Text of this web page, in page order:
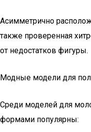
Асимметрично
также проверенная
от недостатков фигуры.
Модные модели для
Среди моделей для
формами популярны: